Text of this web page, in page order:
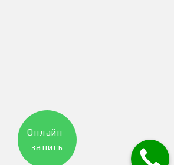
Онлайн-
запись